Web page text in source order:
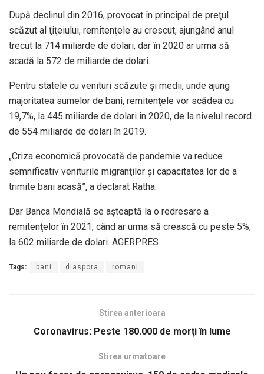
După declinul din 2016, provocat în principal de preţul
scăzut al ţiţeiului, remitenţele au crescut, ajungând anul
trecut la 714 miliarde de dolari, dar în 2020 ar urma să
scadă la 572 de miliarde de dolari.
Pentru statele cu venituri scăzute şi medii, unde ajung
majoritatea sumelor de bani, remitenţele vor scădea cu
19,7%, la 445 miliarde de dolari în 2020, de la nivelul record
de 554 miliarde de dolari în 2019.
„Criza economică provocată de pandemie va reduce
semnificativ veniturile migranţilor şi capacitatea lor de a
trimite bani acasă”, a declarat Ratha.
Dar Banca Mondială se aşteaptă la o redresare a
remitenţelor în 2021, când ar urma să crească cu peste 5%,
la 602 miliarde de dolari. AGERPRES
Tags: bani diaspora romani
Stirea anterioara
Coronavirus: Peste 180.000 de morţi în lume
Stirea urmatoare